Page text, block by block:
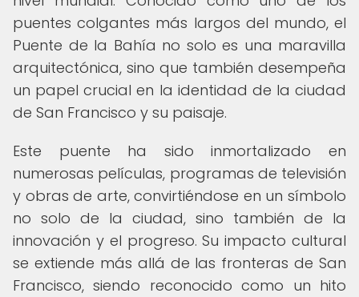
puentes colgantes más largos del mundo, el
Puente de la Bahía no solo es una maravilla
arquitectónica, sino que también desempeña
un papel crucial en la identidad de la ciudad
de San Francisco y su paisaje.
Este puente ha sido inmortalizado en
numerosas películas, programas de televisión
y obras de arte, convirtiéndose en un símbolo
no solo de la ciudad, sino también de la
innovación y el progreso. Su impacto cultural
se extiende más allá de las fronteras de San
Francisco, siendo reconocido como un hito